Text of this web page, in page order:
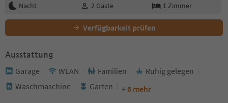
Nacht
2 Gäste 1 Zimmer
Verfügbarkeit prüfen
Ausstattung
Garage WLAN Familien
Ruhig gelegen
Waschmaschine
Garten + 6 mehr